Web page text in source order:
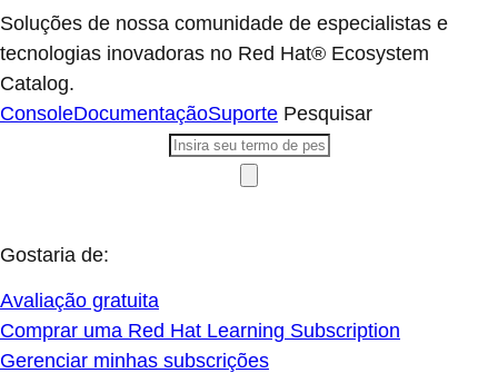
Soluções de nossa comunidade de especialistas e
tecnologias inovadoras no Red Hat® Ecosystem
Catalog.
ConsoleDocumentaçãoSuporte Pesquisar
Gostaria de:
Avaliação gratuita
Comprar uma Red Hat Learning Subscription
Gerenciar minhas subscrições